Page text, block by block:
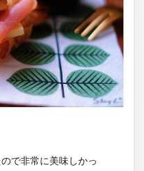
で非常に美味しかっ